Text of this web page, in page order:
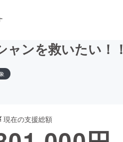
ンス
ンを救いたい！！
現在の支援総額